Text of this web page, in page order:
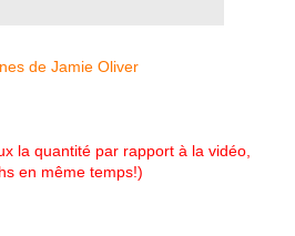
la quantité par rapport à la vidéo,
en même temps!)